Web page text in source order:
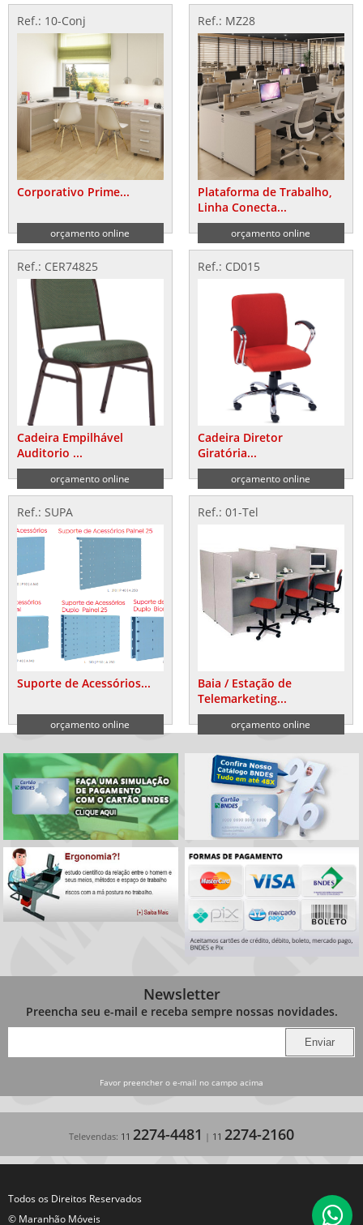
Ref.: 10-Conj
Corporativo Prime...
orçamento online
Ref.: MZ28
Plataforma de Trabalho,
Linha Conecta...
orçamento online
Ref.: CER74825
Cadeira Empilhável
Auditorio ...
orçamento online
Ref.: CD015
Cadeira Diretor
Giratória...
orçamento online
Ref.: SUPA
Suporte de Acessórios...
orçamento online
Ref.: 01-Tel
Baia / Estação de
Telemarketing...
orçamento online
Newsletter
Preencha seu e-mail e receba sempre nossas novidades.
Favor preencher o e-mail no campo acima
Televendas: 11 2274-4481 | 11 2274-2160
Todos os Direitos Reservados
© Maranhão Móveis